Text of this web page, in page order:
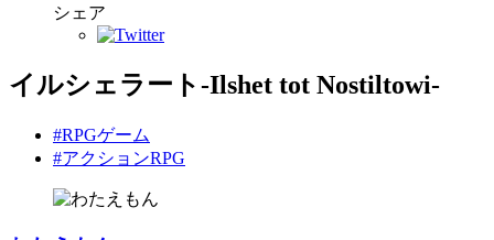
シェア
イルシェラート-Ilshet tot Nostiltowi-
#RPGゲーム
#アクションRPG